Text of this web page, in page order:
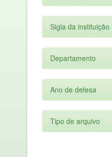
Sigla da instituição
Departamento
Ano de defesa
Tipo de arquivo